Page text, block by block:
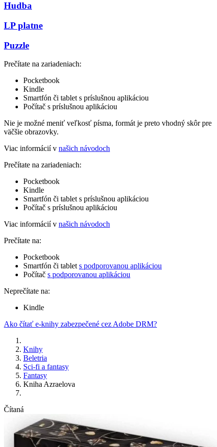
Hudba
LP platne
Puzzle
Prečítate na zariadeniach:
Pocketbook
Kindle
Smartfón či tablet s príslušnou aplikáciou
Počítač s príslušnou aplikáciou
Nie je možné meniť veľkosť písma, formát je preto vhodný skôr pre
väčšie obrazovky.
Viac informácií v našich návodoch
Prečítate na zariadeniach:
Pocketbook
Kindle
Smartfón či tablet s príslušnou aplikáciou
Počítač s príslušnou aplikáciou
Viac informácií v našich návodoch
Prečítate na:
Pocketbook
Smartfón či tablet s podporovanou aplikáciou
Počítač s podporovanou aplikáciou
Neprečítate na:
Kindle
Ako čítať e-knihy zabezpečené cez Adobe DRM?
Knihy
Beletria
Sci-fi a fantasy
Fantasy
Kniha Azraelova
Čítaná